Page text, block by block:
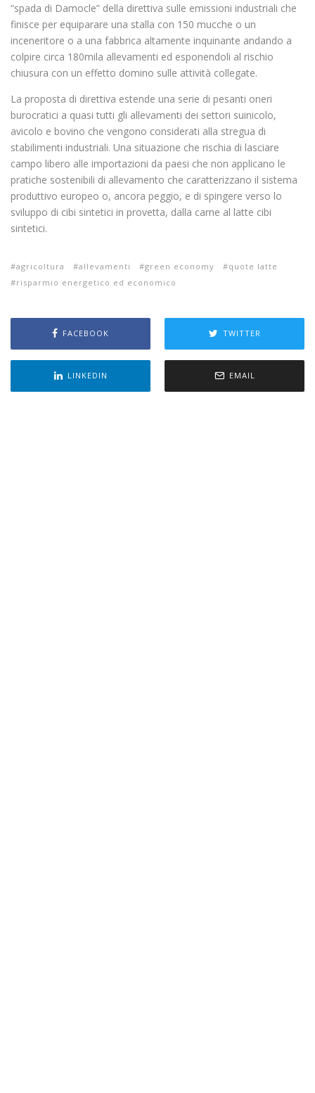
“spada di Damocle” della direttiva sulle emissioni industriali che
finisce per equiparare una stalla con 150 mucche o un
inceneritore o a una fabbrica altamente inquinante andando a
colpire circa 180mila allevamenti ed esponendoli al rischio
chiusura con un effetto domino sulle attività collegate.
La proposta di direttiva estende una serie di pesanti oneri
burocratici a quasi tutti gli allevamenti dei settori suinicolo,
avicolo e bovino che vengono considerati alla stregua di
stabilimenti industriali. Una situazione che rischia di lasciare
campo libero alle importazioni da paesi che non applicano le
pratiche sostenibili di allevamento che caratterizzano il sistema
produttivo europeo o, ancora peggio, e di spingere verso lo
sviluppo di cibi sintetici in provetta, dalla carne al latte cibi
sintetici.
agricoltura allevamenti green economy
quote latte
risparmio energetico ed economico
FACEBOOK TWITTER
LINKEDIN EMAIL